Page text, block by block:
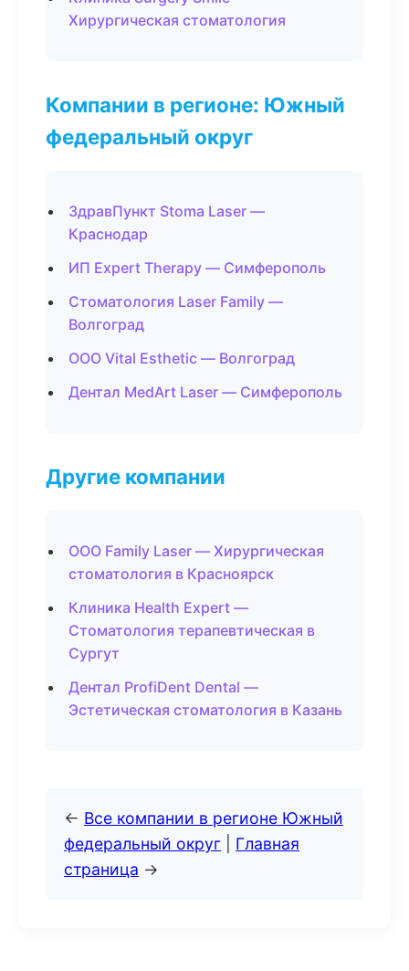
Хирургическая стоматология
Компании в регионе: Южный
федеральный округ
ЗдравПункт Stoma Laser —
Краснодар
ИП Expert Therapy — Симферополь
Стоматология Laser Family —
Волгоград
ООО Vital Esthetic — Волгоград
Дентал MedArt Laser — Симферополь
Другие компании
ООО Family Laser — Хирургическая
стоматология в Красноярск
Клиника Health Expert —
Стоматология терапевтическая в
Сургут
Дентал ProfiDent Dental —
Эстетическая стоматология в Казань
← Все компании в регионе Южный
федеральный округ
Главная
страница →